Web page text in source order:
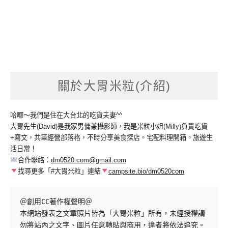
關於大胃米粒(介紹)
哈囉～我們是住在大台北的吃貨夫妻^^
大胃先生(David)是我家男傭兼攝影師，我是米粒小姐(Milly)負責吃貨
+寫文，共筆經營部落格，不時分享美食探店。宅配料理開箱。旅遊生
活日常！
合作聯絡： dm0520.com@gmail.com
找尋更多「#大胃米粒」連結
campsite.bio/dm0520com
＠創用CC著作權聲明＠
本網站發表之文章照片皆為「大胃米粒」所有，未經授權請
勿將站內之文字、圖片任意轉貼與商用，違者將依法追究。